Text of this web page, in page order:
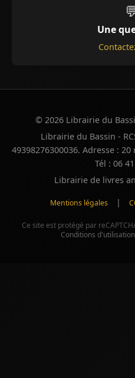
Une
© 2026 Librairie du
Librairie du Bassin -
49398276300036. Adresse :
Tél : 06
Librairie de livres
Mentions légales |
Ce site est protégé par
Conditions d'utilisation